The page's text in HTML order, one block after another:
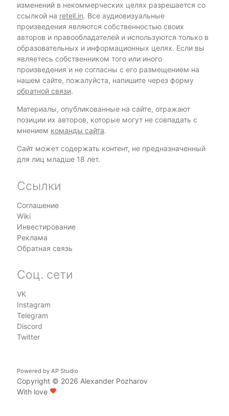
изменений в некоммерческих целях разрешается со
ссылкой на retell.in. Все аудиовизуальные
произведения являются собственностью своих
авторов и правообладателей и используются только в
образовательных и информационных целях. Если вы
являетесь собственником того или иного
произведения и не согласны с его размещением на
нашем сайте, пожалуйста, напишите через форму
обратной связи.
Материалы, опубликованные на сайте, отражают
позиции их авторов, которые могут не совпадать с
мнением команды сайта.
Сайт может содержать контент, не предназначенный
для лиц младше 18 лет.
Ссылки
Соглашение
Wiki
Инвестирование
Реклама
Обратная связь
Соц. сети
VK
Instagram
Telegram
Discord
Twitter
Powered by AP Studio
Copyright © 2026 Alexander Pozharov
With love favorite